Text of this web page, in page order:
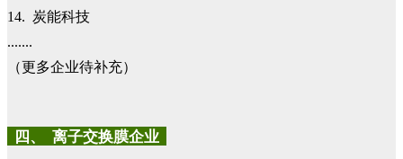
14. 炭能科技
.......
（更多企业待补充）
四、 离子交换膜企业